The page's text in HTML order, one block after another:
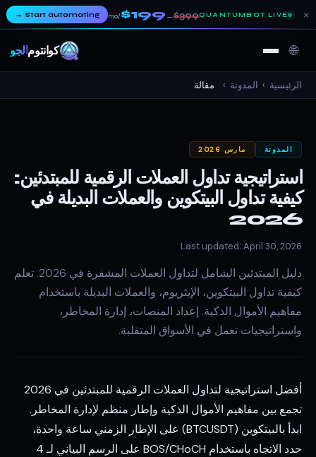
QUANTUMBOT LIVE
$399
→
$199
/mo
Start automating
→ ×
كوانتومألجو 🌐
الرئيسية › المدونة › مقالة
المدونة مارس 2026
استراتيجية تداول العملات الرقمية للمبتدئين:
كيفية تداول البيتكوين والعملات البديلة في
2026
Last updated: April 30, 2026
دليل المبتدئين الشامل لتداول العملات المشفرة في 2026. تعلم
كيفية تداول البيتكوين، الإيثريوم، والعملات البديلة باستخدام
مفاهيم الأموال الذكية. إعداد المنصات، إدارة المخاطر،
واستراتيجيات تعمل في الأسواق المتقلبة.
أفضل استراتيجية لتداول العملات الرقمية للمبتدئين في 2026
تجمع بين مفاهيم الأموال الذكية وإطار منظم لإدارة المخاطر.
ابدأ بالبيتكوين (BTCUSDT) على الإطار الزمني ساعة واحدة،
حدد الاتجاه باستخدام BOS/CHoCH على الرسم البياني لـ 4